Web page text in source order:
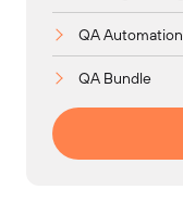
QA Automation
QA Bundle